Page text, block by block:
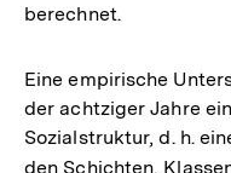
berechnet.
Eine empirische
der achtziger Jahre
Sozialstruktur, d. h.
den Schichten,